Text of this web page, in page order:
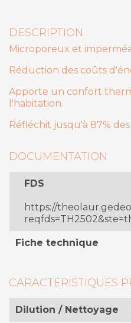
DESCRIPTION
Microporeux et
Réduction des coûts
Apporte un confort
l'habitation.
Réfléchit jusqu'à 87%
DOCUMENTATION
FDS
https://
Fiche technique
CARACTÉRISTIQUES
Dilution / Nettoyage